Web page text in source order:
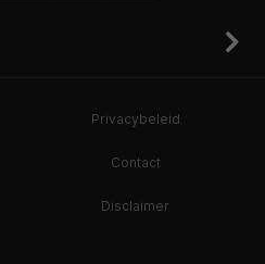
Privacybeleid
Contact
Disclaimer